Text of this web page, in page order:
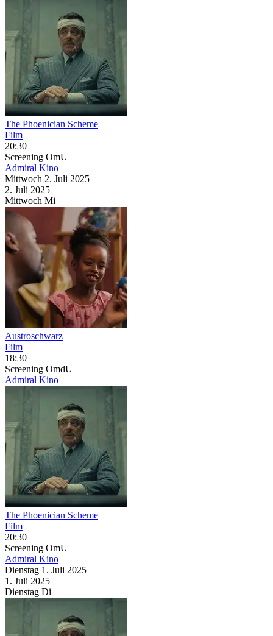
The Phoenician Scheme
Film
20:30
Screening OmU
Admiral Kino
Mittwoch 2. Juli 2025
2. Juli 2025
Mittwoch Mi
Austroschwarz
Film
18:30
Screening OmdU
Admiral Kino
The Phoenician Scheme
Film
20:30
Screening OmU
Admiral Kino
Dienstag 1. Juli 2025
1. Juli 2025
Dienstag Di